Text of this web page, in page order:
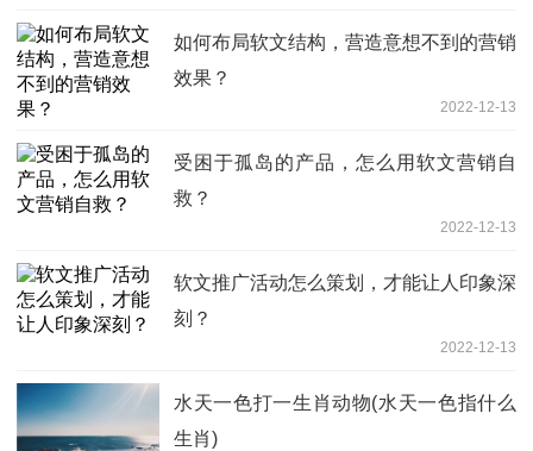
如何布局软文结构，营造意想不到的营销
效果？
2022-12-13
受困于孤岛的产品，怎么用软文营销自
救？
2022-12-13
软文推广活动怎么策划，才能让人印象深
刻？
2022-12-13
水天一色打一生肖动物(水天一色指什么
生肖)